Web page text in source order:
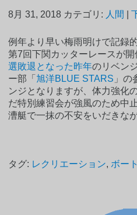
8月 31, 2018 カテゴリ: 人間 |
例年より早い梅雨明けで記録
第7回下関カッターレースが
選敗退となった昨年のリベン
ー部「 旭洋BLUE STARS 」
ンジとなりますが、体力強化
だ特別練習会が強風のため中
漕艇で一抹の不安をいだきな
タグ: レクリエーション, ボート